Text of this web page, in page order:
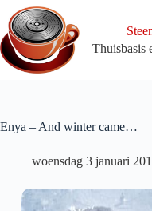
naar
de
inhoud
Thuisbasis
Enya – And winter came…
woensdag 3 januari